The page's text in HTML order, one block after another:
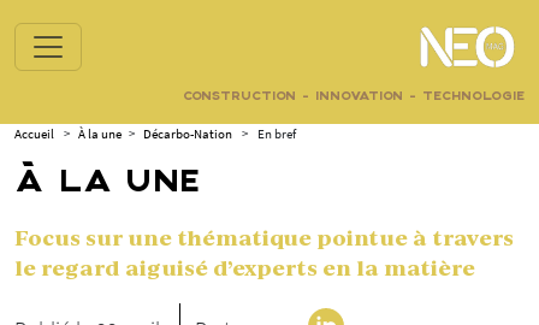
CONSTRUCTION - INNOVATION - TECHNOLOGIE
Accueil > À la une > Décarbo-Nation > En bref
À LA UNE
Focus sur une thématique pointue à travers
le regard aiguisé d’experts en la matière